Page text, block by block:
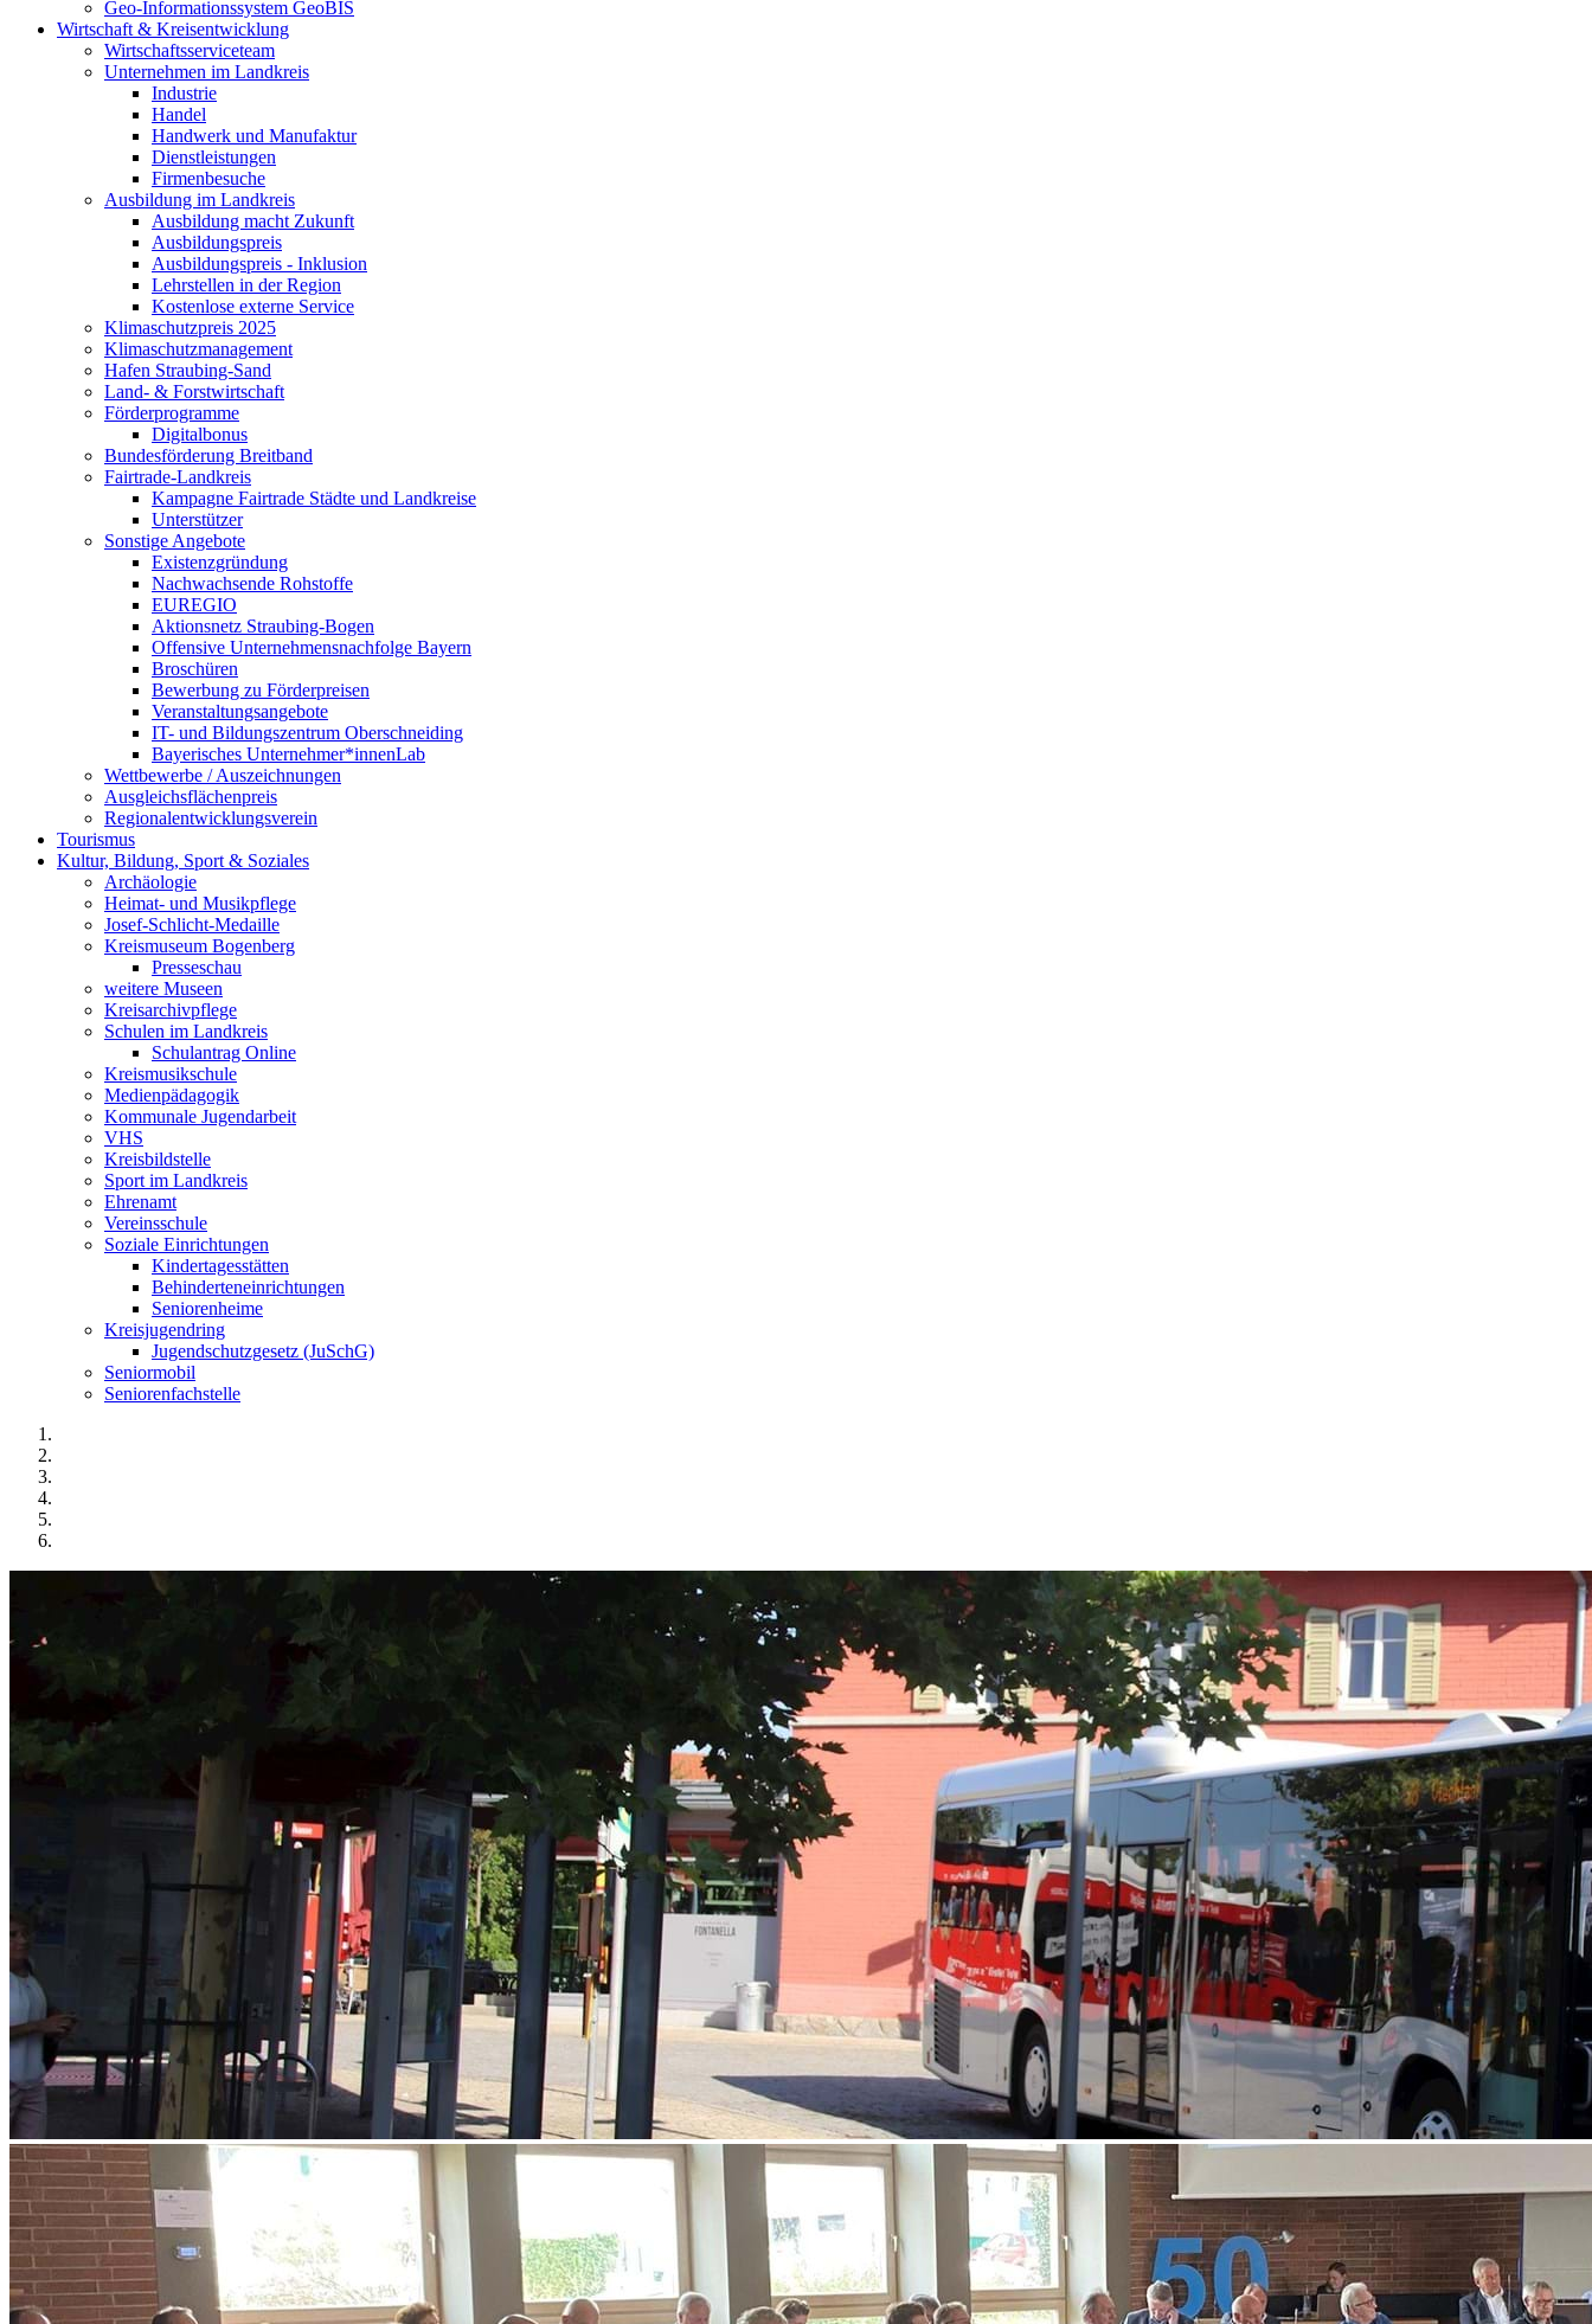
Geo-Informationssystem GeoBIS
Wirtschaft & Kreisentwicklung
Wirtschaftsserviceteam
Unternehmen im Landkreis
Industrie
Handel
Handwerk und Manufaktur
Dienstleistungen
Firmenbesuche
Ausbildung im Landkreis
Ausbildung macht Zukunft
Ausbildungspreis
Ausbildungspreis - Inklusion
Lehrstellen in der Region
Kostenlose externe Service
Klimaschutzpreis 2025
Klimaschutzmanagement
Hafen Straubing-Sand
Land- & Forstwirtschaft
Förderprogramme
Digitalbonus
Bundesförderung Breitband
Fairtrade-Landkreis
Kampagne Fairtrade Städte und Landkreise
Unterstützer
Sonstige Angebote
Existenzgründung
Nachwachsende Rohstoffe
EUREGIO
Aktionsnetz Straubing-Bogen
Offensive Unternehmensnachfolge Bayern
Broschüren
Bewerbung zu Förderpreisen
Veranstaltungsangebote
IT- und Bildungszentrum Oberschneiding
Bayerisches Unternehmer*innenLab
Wettbewerbe / Auszeichnungen
Ausgleichsflächenpreis
Regionalentwicklungsverein
Tourismus
Kultur, Bildung, Sport & Soziales
Archäologie
Heimat- und Musikpflege
Josef-Schlicht-Medaille
Kreismuseum Bogenberg
Presseschau
weitere Museen
Kreisarchivpflege
Schulen im Landkreis
Schulantrag Online
Kreismusikschule
Medienpädagogik
Kommunale Jugendarbeit
VHS
Kreisbildstelle
Sport im Landkreis
Ehrenamt
Vereinsschule
Soziale Einrichtungen
Kindertagesstätten
Behinderteneinrichtungen
Seniorenheime
Kreisjugendring
Jugendschutzgesetz (JuSchG)
Seniormobil
Seniorenfachstelle